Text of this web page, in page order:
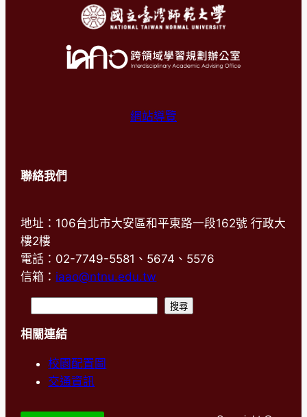
網站導覽
聯絡我們
地址：106台北市大安區和平東路一段162號 行政大
樓2樓
電話：02-7749-5581、5674、5576
信箱： iaao@ntnu.edu.tw
搜尋
相關連結
校園配置圖
交通資訊